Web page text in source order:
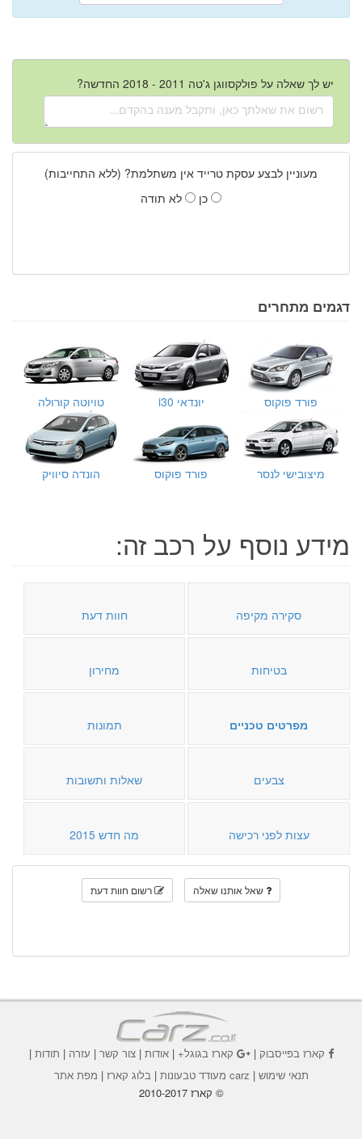
יש לך שאלה על פולקסווגן ג'טה 2011 - 2018 החדשה?
מעוניין לבצע עסקת טרייד אין משתלמת? (ללא התחייבות)
כן
לא תודה
דגמים מתחרים
פורד פוקוס יונדאי i30 טויוטה קורולה
מיצובישי לנסר פורד פוקוס הונדה סיוויק
מידע נוסף על רכב זה:
סקירה מקיפה חוות דעת
בטיחות מחירון
מפרטים טכניים תמונות
צבעים שאלות ותשובות
עצות לפני רכישה מה חדש 2015
שאל אותנו שאלה רשום חוות דעת
קארז בפייסבוק| קארז בגוגל+|אודות |צור קשר | עזרה | תודות |
תנאי שימוש | carz מעודד טבעונות | בלוג קארז | מפת אתר
© קארז 2010-2017